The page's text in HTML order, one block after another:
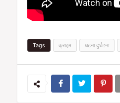
Tags क्राइम घटना दुर्घटना